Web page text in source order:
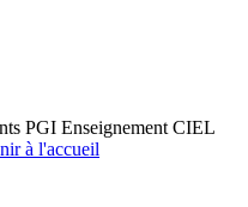
PGI Enseignement CIEL
à l'accueil